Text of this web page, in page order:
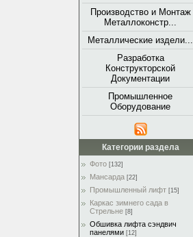
Производство и Монтаж
Металлоконстр...
Металлические издели...
Разработка
Конструкторской
Документации
Промышленное
Оборудование
Категории раздела
Фото [132]
Мансарда [22]
Промышленный лифт [15]
Каркас зимнего сада в
Стрельне [8]
Обшивка лифта сэндвич
панелями [12]